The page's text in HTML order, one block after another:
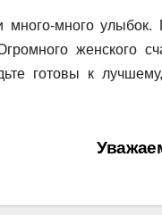
много улыбок.
женского
готовы к